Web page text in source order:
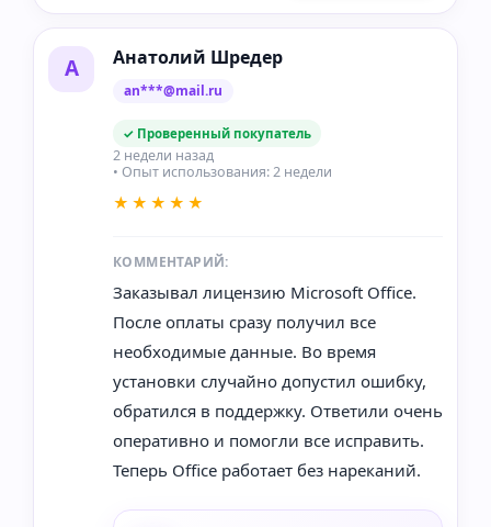
А Анатолий Шредер
an***@mail.ru
✓ Проверенный покупатель
2 недели назад
• Опыт использования: 2 недели
★★★★★
КОММЕНТАРИЙ:
Заказывал лицензию Microsoft Office.
После оплаты сразу получил все
необходимые данные. Во время
установки случайно допустил ошибку,
обратился в поддержку. Ответили очень
оперативно и помогли все исправить.
Теперь Office работает без нареканий.